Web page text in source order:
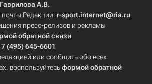
Гаврилова А.В.
Редакции: r-sport.internet@ria.ru
пресс-релизов и рекламы
обратной связи
7 (495) 645-6601
или сообщить обо всех
воспользуйтесьформой обратной